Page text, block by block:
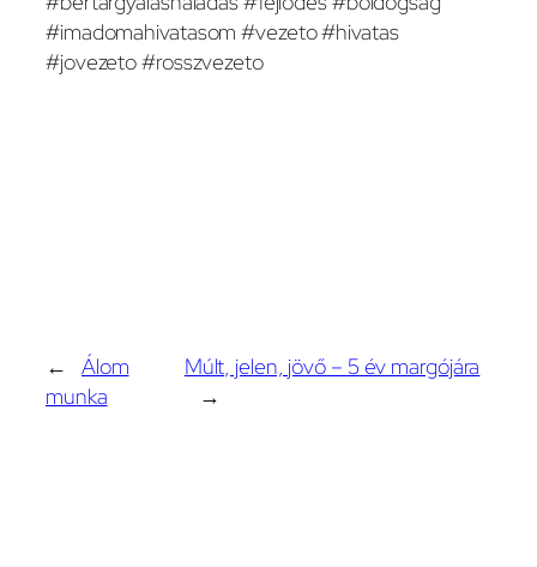
#imadomahivatasom #vezeto #hivatas
#jovezeto #rosszvezeto
← Álom
munka
Múlt, jelen, jövő – 5 év margójára
→